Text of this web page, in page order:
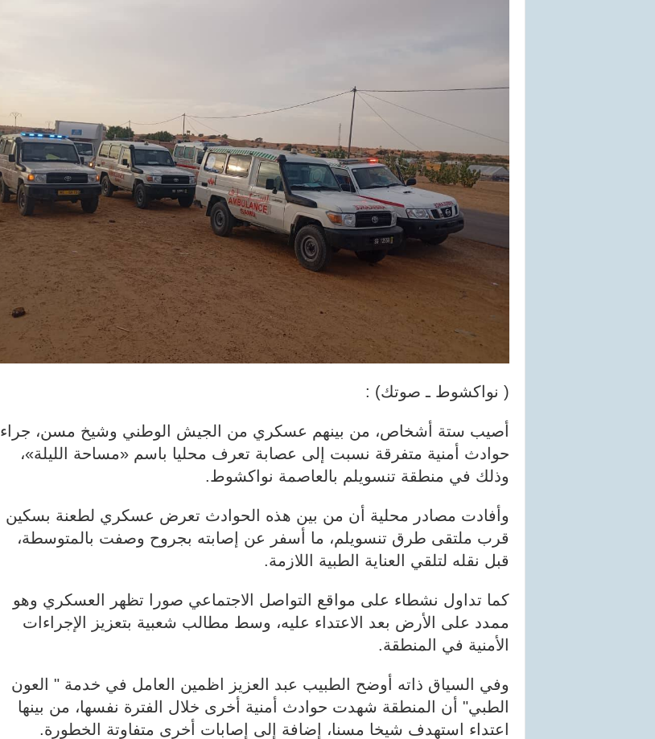
( نواكشوط ـ صوتك) :
أصيب ستة أشخاص، من بينهم عسكري من الجيش الوطني وشيخ مسن، جراء
حوادث أمنية متفرقة نسبت إلى عصابة تعرف محليا باسم «مساحة الليلة»،
وذلك في منطقة تنسويلم بالعاصمة نواكشوط.
وأفادت مصادر محلية أن من بين هذه الحوادث تعرض عسكري لطعنة بسكين
قرب ملتقى طرق تنسويلم، ما أسفر عن إصابته بجروح وصفت بالمتوسطة،
قبل نقله لتلقي العناية الطبية اللازمة.
كما تداول نشطاء على مواقع التواصل الاجتماعي صورا تظهر العسكري وهو
ممدد على الأرض بعد الاعتداء عليه، وسط مطالب شعبية بتعزيز الإجراءات
الأمنية في المنطقة.
وفي السياق ذاته أوضح الطبيب عبد العزيز اظمين العامل في خدمة " العون
الطبي" أن المنطقة شهدت حوادث أمنية أخرى خلال الفترة نفسها، من بينها
اعتداء استهدف شيخا مسنا، إضافة إلى إصابات أخرى متفاوتة الخطورة.